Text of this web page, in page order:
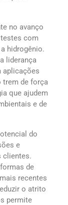
no avanço
com
hidrogênio.
liderança
aplicações
trem de força
que ajudem
e de
do
e
clientes.
de
recentes
o atrito
permite